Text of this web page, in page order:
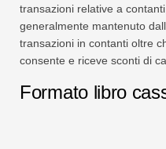
transazioni relative a
generalmente mantenuto
transazioni in contanti oltre
consente e riceve sconti di
Formato libro